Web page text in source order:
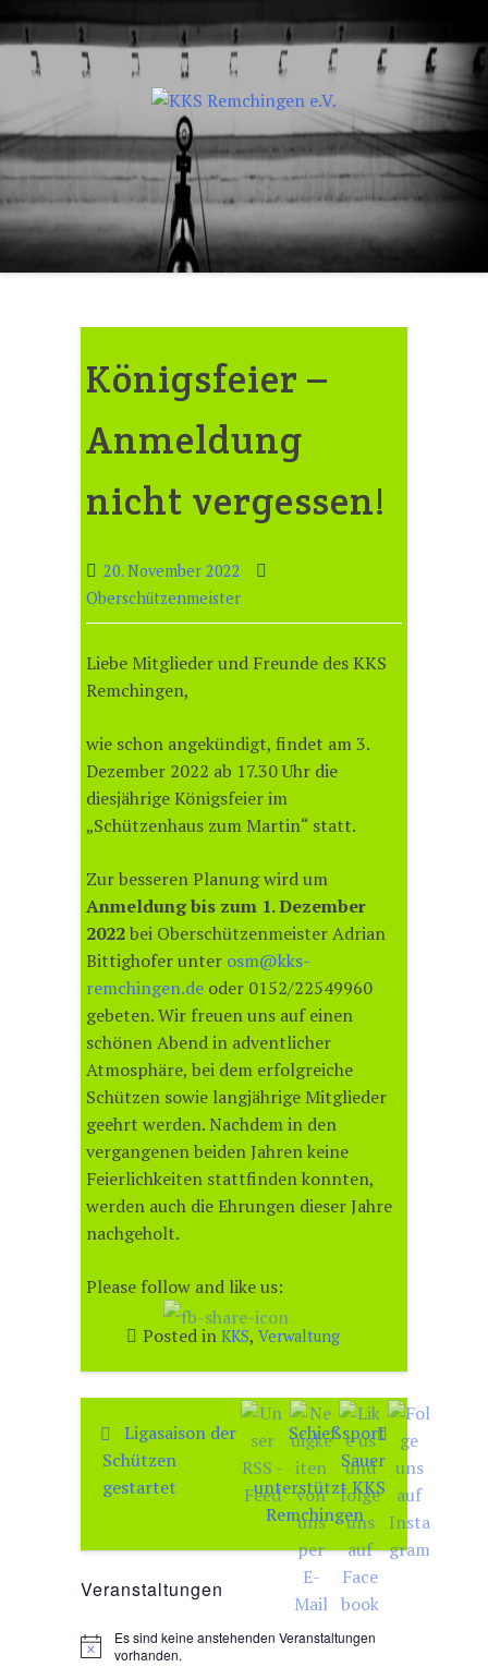
to
content
Königsfeier –
Anmeldung
nicht vergessen!
20. November 2022
Oberschützenmeister
Liebe Mitglieder und Freunde des KKS
Remchingen,
wie schon angekündigt, findet am 3.
Dezember 2022 ab 17.30 Uhr die
diesjährige Königsfeier im
„Schützenhaus zum Martin“ statt.
Zur besseren Planung wird um
Anmeldung bis zum 1. Dezember
2022bei Oberschützenmeister Adrian
Bittighofer unter osm@kks-
remchingen.de oder 0152/22549960
gebeten. Wir freuen uns auf einen
schönen Abend in adventlicher
Atmosphäre, bei dem erfolgreiche
Schützen sowie langjährige Mitglieder
geehrt werden. Nachdem in den
vergangenen beiden Jahren keine
Feierlichkeiten stattfinden konnten,
werden auch die Ehrungen dieser Jahre
nachgeholt.
Please follow and like us:
Posted in KKS, Verwaltung
Beitragsnavigation
Ligasaison der
Schützen
gestartet
Schießsport
Sauer
unterstützt KKS
Remchingen
Veranstaltungen
H
Es sind keine anstehenden Veranstaltungen
vorhanden.